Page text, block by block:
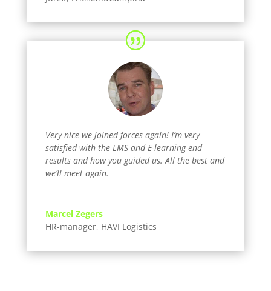
Very nice we joined forces again! I’m very
satisfied with the LMS and E-learning end
results and how you guided us. All the best and
we’ll meet again.
Marcel Zegers
HR-manager, HAVI Logistics